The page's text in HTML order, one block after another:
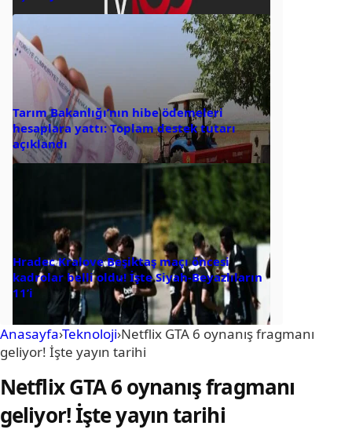
Tarım Bakanlığı’nın hibe ödemeleri
hesaplara yattı: Toplam destek tutarı
açıklandı
Hradec Kralove Beşiktaş maçı öncesi
kadrolar belli oldu! İşte Siyah-Beyazlıların
11’i
Anasayfa›Teknoloji›Netflix GTA 6 oynanış fragmanı
geliyor! İşte yayın tarihi
Netflix GTA 6 oynanış fragmanı
geliyor! İşte yayın tarihi